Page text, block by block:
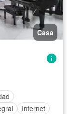
Casa
Internet